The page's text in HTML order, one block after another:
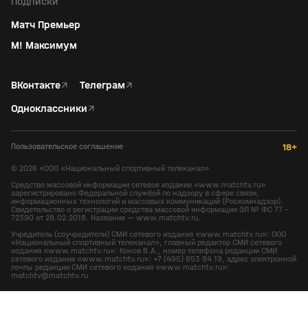
Матч Премьер
М! Максимум
ВКонтакте↗ Телеграм↗
Одноклассники↗
Пользовательское соглашение 18+
© 2026 «ООО «Национальный спортивный телеканал»
Средство массовой информации сетевое издание «www.matchtv.ru»
зарегистрировано Федеральной службой по надзору в сфере связи,
информационных технологий и массовых коммуникаций (Роскомнадзор).
Свидетельство о регистрации средства массовой информации ЭЛ № ФС 77 -
72390 от 28.02.2018. Название — www.matchtv.ru.
Учредитель (соучредители) СМИ сетевого издания «www.matchtv.ru»: ООО
«Национальный спортивный телеканал», главный редактор СМИ сетевого
издания «www.matchtv.ru»: Конов В.А., номер телефона редакции СМИ
сетевого издания «www.matchtv.ru»: +7 (495) 653 84 19, адрес электронной
почты редакции СМИ сетевого издания «www.matchtv.ru»:
matchtv@matchtv.ru